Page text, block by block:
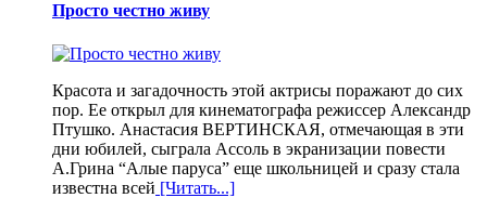
Просто честно живу
Красота и загадочность этой актрисы поражают до сих
пор. Ее открыл для кинематографа режиссер Александр
Птушко. Анастасия ВЕРТИНСКАЯ, отмечающая в эти
дни юбилей, сыграла Ассоль в экранизации повести
А.Грина “Алые паруса” еще школьницей и сразу стала
известна всей [Читать...]